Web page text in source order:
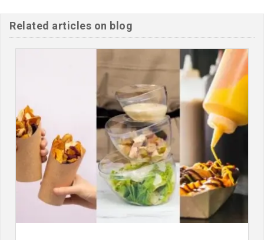
Related articles on blog